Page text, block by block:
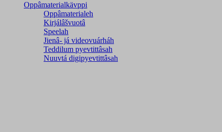
Oppâmaterialkävppi
Oppâmaterialeh
Kirjálâšvuotâ
Speelah
Jienâ- já videovuárháh
Teddilum pyevtittâsah
Nuuvtá digipyevtittâsah